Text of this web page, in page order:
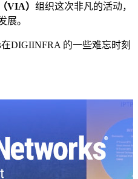
VIA） 组织这次非凡的活动，
展。
DIGIINFRA 的一些难忘时刻